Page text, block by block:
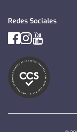
Redes Sociales